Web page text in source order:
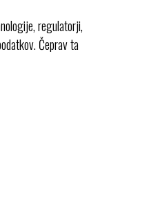
regulatorji,
Čeprav ta